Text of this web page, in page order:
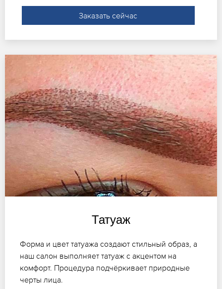
Заказать сейчас
Татуаж
Форма и цвет татуажа создают стильный образ, а
наш салон выполняет татуаж с акцентом на
комфорт. Процедура подчёркивает природные
черты лица.